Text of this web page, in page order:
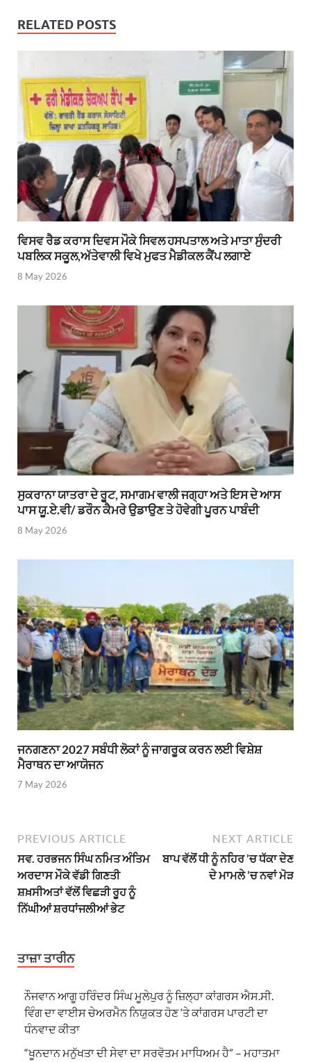
RELATED POSTS
ਵਿਸਵ ਰੈਡ ਕਰਾਸ ਦਿਵਸ ਮੌਕੇ ਸਿਵਲ ਹਸਪਤਾਲ ਅਤੇ ਮਾਤਾ ਸੁੰਦਰੀ
ਪਬਲਿਕ ਸਕੂਲ,ਅੱਤੇਵਾਲੀ ਵਿਖੇ ਮੁਫਤ ਮੈਡੀਕਲ ਕੈਂਪ ਲਗਾਏ
8 May 2026
ਸੁਕਰਾਨਾ ਯਾਤਰਾ ਦੇ ਰੂਟ, ਸਮਾਗਮ ਵਾਲੀ ਜਗ੍ਹਾ ਅਤੇ ਇਸ ਦੇ ਆਸ
ਪਾਸ ਯੂ.ਏ.ਵੀ/ ਡਰੌਨ ਕੈਮਰੇ ਉਡਾਉਣ ਤੇ ਹੋਵੇਗੀ ਪੂਰਨ ਪਾਬੰਦੀ
8 May 2026
ਜਨਗਣਨਾ 2027 ਸਬੰਧੀ ਲੋਕਾਂ ਨੂੰ ਜਾਗਰੂਕ ਕਰਨ ਲਈ ਵਿਸ਼ੇਸ਼
ਮੈਰਾਥਨ ਦਾ ਆਯੋਜਨ
7 May 2026
PREVIOUS ARTICLE
ਸਵ. ਹਰਭਜਨ ਸਿੰਘ ਨਮਿਤ ਅੰਤਿਮ
ਅਰਦਾਸ ਮੌਕੇ ਵੱਡੀ ਗਿਣਤੀ
ਸ਼ਖ਼ਸੀਅਤਾਂ ਵੱਲੋਂ ਵਿਛੜੀ ਰੂਹ ਨੂੰ
ਨਿੱਘੀਆਂ ਸ਼ਰਧਾਂਜਲੀਆਂ ਭੇਟ
NEXT ARTICLE
ਬਾਪ ਵੱਲੋਂ ਧੀ ਨੂੰ ਨਹਿਰ ’ਚ ਧੱਕਾ ਦੇਣ
ਦੇ ਮਾਮਲੇ ’ਚ ਨਵਾਂ ਮੋੜ
ਤਾਜ਼ਾ ਤਾਰੀਨ
ਨੌਜਵਾਨ ਆਗੂ ਹਰਿੰਦਰ ਸਿੰਘ ਮੂਲੇਪੁਰ ਨੂੰ ਜ਼ਿਲ੍ਹਾ ਕਾਂਗਰਸ ਐਸ.ਸੀ.
ਵਿੰਗ ਦਾ ਵਾਈਸ ਚੇਅਰਮੈਨ ਨਿਯੁਕਤ ਹੋਣ ‘ਤੇ ਕਾਂਗਰਸ ਪਾਰਟੀ ਦਾ
ਧੰਨਵਾਦ ਕੀਤਾ
“ਖੂਨਦਾਨ ਮਨੁੱਖਤਾ ਦੀ ਸੇਵਾ ਦਾ ਸਰਵੋਤਮ ਮਾਧਿਅਮ ਹੈ” – ਮਹਾਤਮਾ